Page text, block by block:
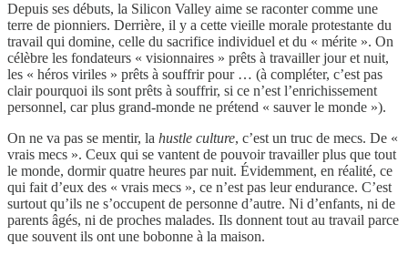
Depuis ses débuts, la Silicon Valley aime se raconter comme une
terre de pionniers. Derrière, il y a cette vieille morale protestante du
travail qui domine, celle du sacrifice individuel et du « mérite ». On
célèbre les fondateurs « visionnaires » prêts à travailler jour et nuit,
les « héros viriles » prêts à souffrir pour … (à compléter, c’est pas
clair pourquoi ils sont prêts à souffrir, si ce n’est l’enrichissement
personnel, car plus grand-monde ne prétend « sauver le monde »).
On ne va pas se mentir, la hustle culture, c’est un truc de mecs. De «
vrais mecs ». Ceux qui se vantent de pouvoir travailler plus que tout
le monde, dormir quatre heures par nuit. Évidemment, en réalité, ce
qui fait d’eux des « vrais mecs », ce n’est pas leur endurance. C’est
surtout qu’ils ne s’occupent de personne d’autre. Ni d’enfants, ni de
parents âgés, ni de proches malades. Ils donnent tout au travail parce
que souvent ils ont une bobonne à la maison.